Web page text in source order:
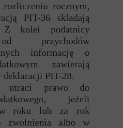
rocznym,
PIT-36 składają
kolei podatnicy
przychodów
informację o
zawierają
deklaracji PIT-28.
utraci prawo do
jeżeli
w roku lub za rok
zwolnienia albo w